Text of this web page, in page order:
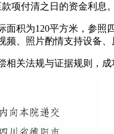
项付清之日的资金利息。
积为120平方米，参
、照片酌情支持设备、
关法规与证据规则，